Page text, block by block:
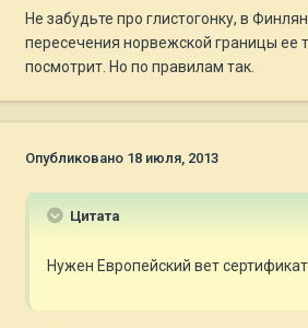
Не забудьте про глистогонку, в
пересечения норвежской границы ее
посмотрит. Но по правилам так.
Опубликовано 18 июля, 2013
Цитата
Нужен Европейский вет